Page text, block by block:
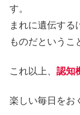
す。
まれに遺伝す
ものだというこ
これ以上、 認知
楽しい毎日をお